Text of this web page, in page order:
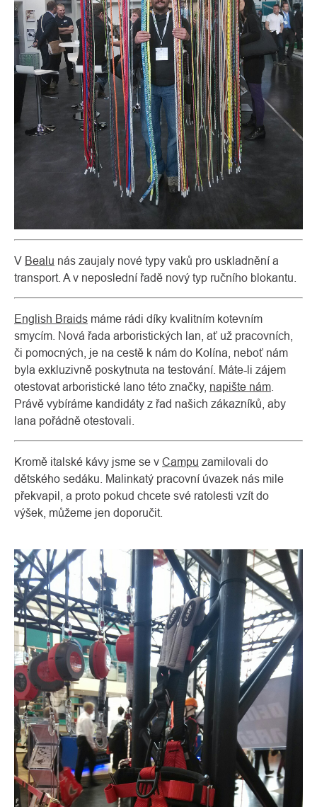
V Bealu nás zaujaly nové typy vaků pro uskladnění a
transport. A v neposlední řadě nový typ ručního blokantu.
English Braids máme rádi díky kvalitním kotevním
smycím. Nová řada arboristických lan, ať už pracovních,
či pomocných, je na cestě k nám do Kolína, neboť nám
byla exkluzivně poskytnuta na testování. Máte-li zájem
otestovat arboristické lano této značky, napište nám
Právě vybíráme kandidáty z řad našich zákazníků, aby
lana pořádně otestovali.
Kromě italské kávy jsme se v Campu zamilovali do
dětského sedáku. Malinkatý pracovní úvazek nás mile
překvapil, a proto pokud chcete své ratolesti vzít do
výšek, můžeme jen doporučit.